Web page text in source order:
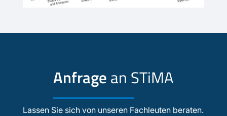
Anfragean STiMA
Lassen Sie sich von unseren Fachleuten beraten.